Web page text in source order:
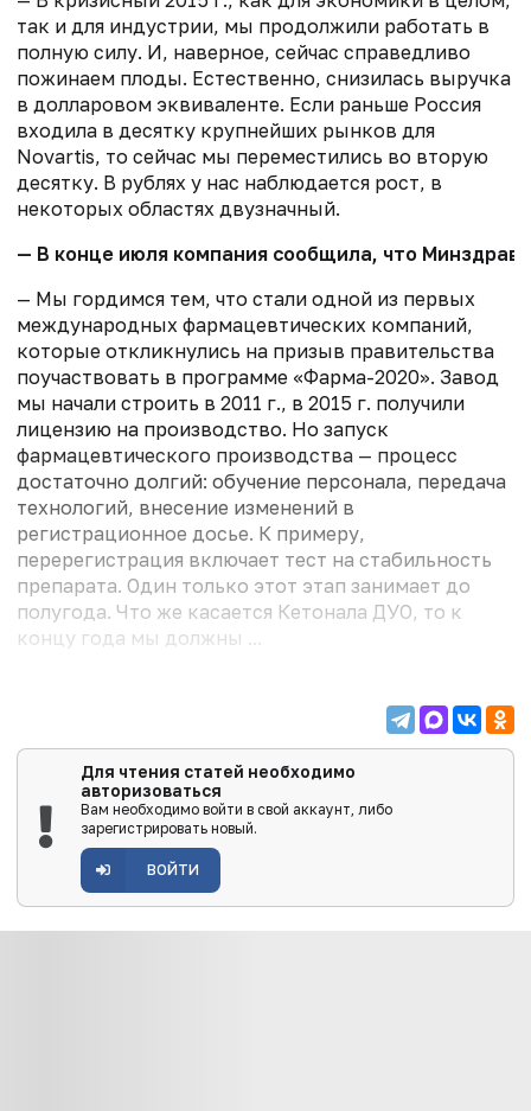
так и для индустрии, мы продолжили работать в
полную силу. И, наверное, сейчас справедливо
пожинаем плоды. Естественно, снизилась выручка
в долларовом эквиваленте. Если раньше Россия
входила в десятку крупнейших рынков для
Novartis, то сейчас мы переместились во вторую
десятку. В рублях у нас наблюдается рост, в
некоторых областях двузначный.
— В конце июля компания сообщила, что Минздрав
— Мы гордимся тем, что стали одной из первых
международных фармацевтических компаний,
которые откликнулись на призыв правительства
поучаствовать в программе «Фарма-2020». Завод
мы начали строить в 2011 г., в 2015 г. получили
лицензию на производство. Но запуск
фармацевтического производства — процесс
достаточно долгий: обучение персонала, передача
технологий, внесение изменений в
регистрационное досье. К примеру,
перерегистрация включает тест на стабильность
препарата. Один только этот этап занимает до
полугода. Что же касается Кетонала ДУО, то к
концу года мы должны ...
Для чтения статей необходимо
авторизоваться
Вам необходимо войти в свой аккаунт, либо
зарегистрировать новый.
ВОЙТИ